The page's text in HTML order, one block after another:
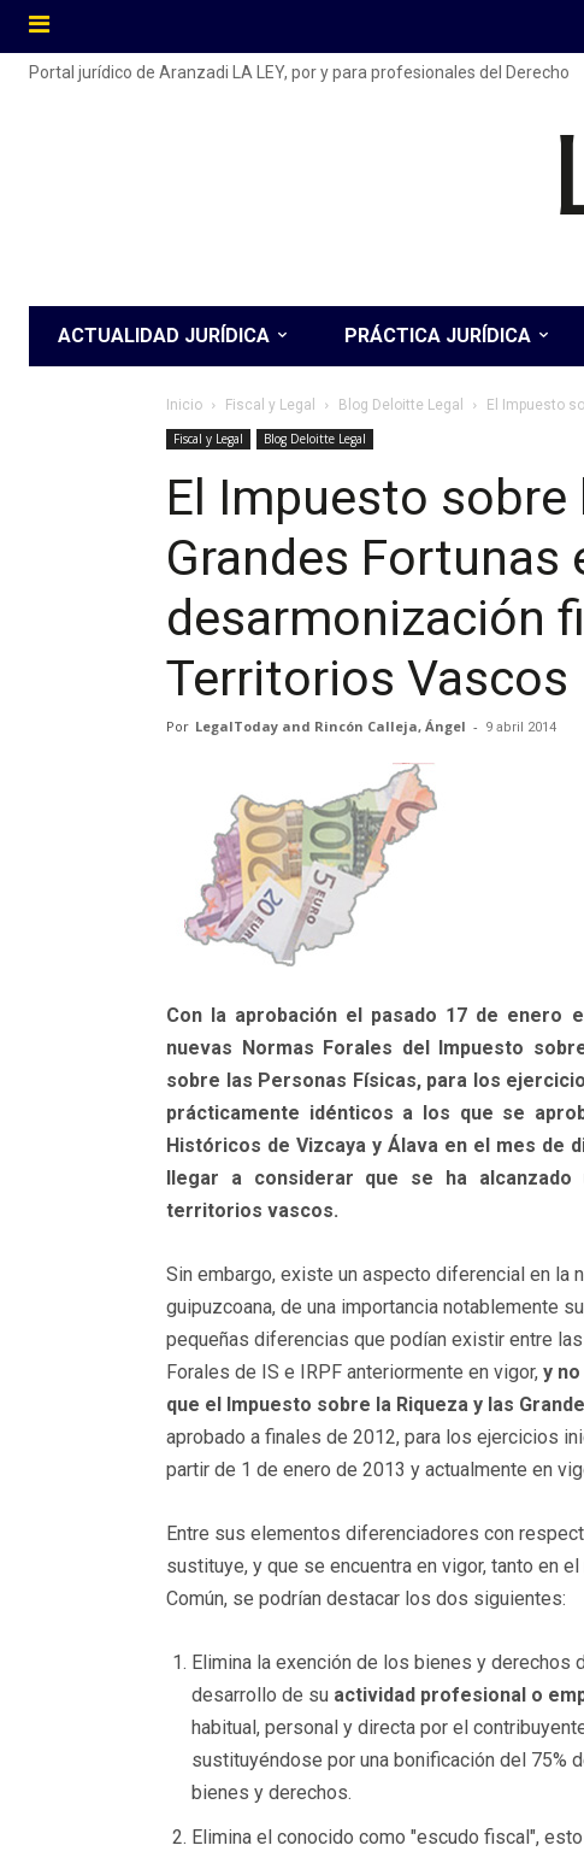
Portal jurídico de Aranzadi LA LEY, por y para profesionales del Derecho
ACTUALIDAD JURÍDICA PRÁCTICA JURÍDICA
Inicio Fiscal y Legal Blog Deloitte Legal
El Impuesto
Fiscal y Legal
Blog Deloitte Legal
El Impuesto sobre
Grandes Fortunas
desarmonización
Territorios Vascos
Por LegalToday and Rincón Calleja, Ángel - 9 abril 2014
Con la aprobación el pasado 17 de enero
nuevas Normas Forales del Impuesto
sobre las Personas Físicas, para los
prácticamente idénticos a los que se
Históricos de Vizcaya y Álava en el mes de
llegar a considerar que se ha
territorios vascos.
Sin embargo, existe un aspecto diferencial en la
guipuzcoana, de una importancia notablemente
pequeñas diferencias que podían existir entre
Forales de IS e IRPF anteriormente en vigor, y
que el Impuesto sobre la Riqueza y las
aprobado a finales de 2012, para los ejercicios
partir de 1 de enero de 2013 y actualmente en
Entre sus elementos diferenciadores con
sustituye, y que se encuentra en vigor, tanto en
Común, se podrían destacar los dos siguientes:
Elimina la exención de los bienes y
desarrollo de su actividad profesional o
habitual, personal y directa por el
sustituyéndose por una bonificación del 75%
bienes y derechos.
Elimina el conocido como "escudo fiscal",